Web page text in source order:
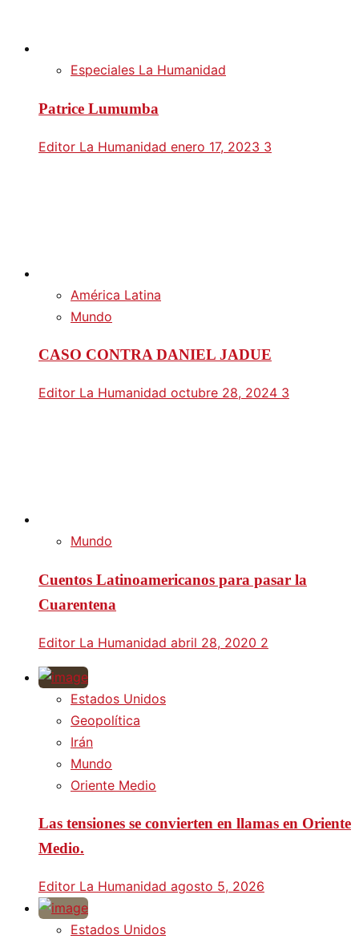
Especiales La Humanidad
Patrice Lumumba
Editor La Humanidad enero 17, 2023 3
América Latina
Mundo
CASO CONTRA DANIEL JADUE
Editor La Humanidad octubre 28, 2024 3
Mundo
Cuentos Latinoamericanos para pasar la
Cuarentena
Editor La Humanidad abril 28, 2020 2
Estados Unidos
Geopolítica
Irán
Mundo
Oriente Medio
Las tensiones se convierten en llamas en Oriente
Medio.
Editor La Humanidad agosto 5, 2026
Estados Unidos